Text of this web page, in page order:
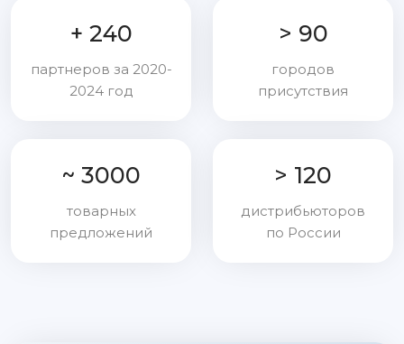
+ 240
партнеров за 2020-
2024 год
> 90
городов
присутствия
~ 3000
товарных
предложений
> 120
дистрибьюторов
по России